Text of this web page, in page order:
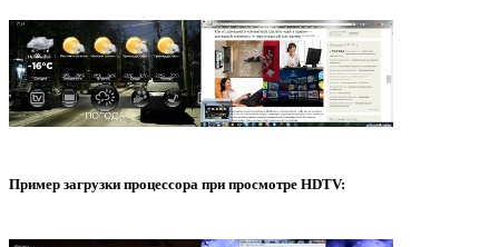
Пример загрузки процессора при просмотре HDTV: